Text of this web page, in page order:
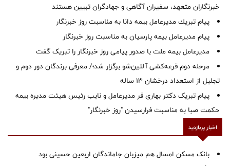
خبرنگاران متعهد، سفیران آگاهی و جهادگران تبیین هستند
پیام ‌تبریك‌ مدیرعامل بیمه دانا به مناسبت روز خبرنگار
پیام مدیرعامل بیمه پارسیان به مناسبت روز خبرنگار
مدیرعامل بیمه ملت با صدور پیامی روز خبرنگار را تبریک گفت
مرحله دوم قرعه‌کشی آلتین‌شو برگزار شد؛/ معرفی برندگان دور دوم و
تجلیل از استعداد درخشان ۱۳ ساله
پیام تبریک دکتر بهاری فر مدیرعامل و نایب رئیس هیئت مدیره بیمه
حکمت صبا به مناسبت فرارسیدن "روز خبرنگار"
اخبار پربازدید
بانک مسکن امسال هم میزبان جاماندگان اربعین حسینی بود